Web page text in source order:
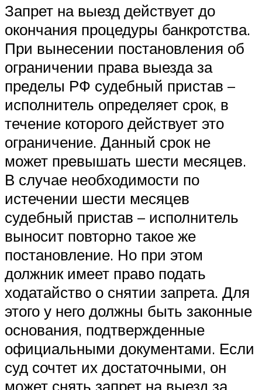
Запрет на выезд действует до
окончания процедуры банкротства.
При вынесении постановления об
ограничении права выезда за
пределы РФ судебный пристав –
исполнитель определяет срок, в
течение которого действует это
ограничение. Данный срок не
может превышать шести месяцев.
В случае необходимости по
истечении шести месяцев
судебный пристав – исполнитель
выносит повторно такое же
постановление. Но при этом
должник имеет право подать
ходатайство о снятии запрета. Для
этого у него должны быть законные
основания, подтвержденные
официальными документами. Если
суд сочтет их достаточными, он
может снять запрет на выезд за